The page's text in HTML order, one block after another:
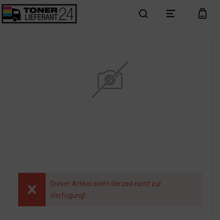
search menu cart
Dieser Artikel steht derzeit nicht zur
Verfügung!